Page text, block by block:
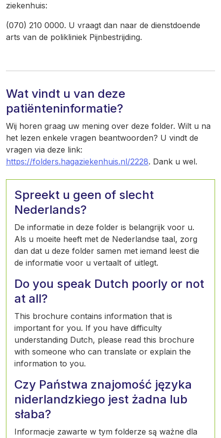
ziekenhuis:
(070) 210 0000. U vraagt dan naar de dienstdoende
arts van de polikliniek Pijnbestrijding.
Wat vindt u van deze
patiënteninformatie?
Wij horen graag uw mening over deze folder. Wilt u na
het lezen enkele vragen beantwoorden? U vindt de
vragen via deze link:
https://folders.hagaziekenhuis.nl/2228. Dank u wel.
Spreekt u geen of slecht
Nederlands?
De informatie in deze folder is belangrijk voor u.
Als u moeite heeft met de Nederlandse taal, zorg
dan dat u deze folder samen met iemand leest die
de informatie voor u vertaalt of uitlegt.
Do you speak Dutch poorly or not
at all?
This brochure contains information that is
important for you. If you have difficulty
understanding Dutch, please read this brochure
with someone who can translate or explain the
information to you.
Czy Państwa znajomość języka
niderlandzkiego jest żadna lub
słaba?
Informacje zawarte w tym folderze są ważne dla